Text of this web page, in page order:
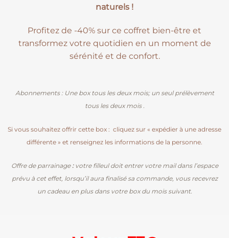
naturels !
Profitez de -40% sur ce coffret bien-être et
transformez votre quotidien en un moment de
sérénité et de confort.
Abonnements : Une box tous les deux mois; un seul prélèvement
tous les deux mois .
Si vous souhaitez offrir cette box : cliquez sur « expédier à une adresse
différente » et renseignez les informations de la personne.
Offre de parrainage:votre filleul doit entrer votre mail dans l’espace
prévu à cet effet, lorsqu’il aura finalisé sa commande, vous recevrez
un cadeau en plus dans votre box du mois suivant.